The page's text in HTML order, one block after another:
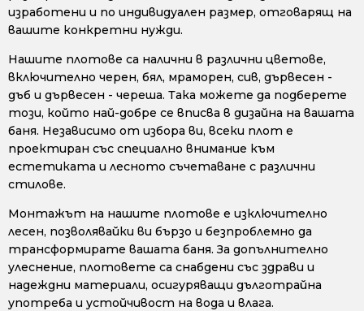
изработени и по индивидуален размер, отговарящ на
вашите конкретни нужди.
Нашите плотове са налични в различни цветове,
включително черен, бял, мраморен, сив, дървесен -
дъб и дървесен - череша. Така можете да подберете
този, който най-добре се вписва в дизайна на вашата
баня. Независимо от избора ви, всеки плот е
проектиран със специално внимание към
естетиката и лесното съчетаване с различни
стилове.
Монтажът на нашите плотове е изключително
лесен, позволявайки ви бързо и безпроблемно да
трансформирате вашата баня. За допълнително
улеснение, плотовете са снабдени със здрави и
надеждни материали, осигуряващи дълготрайна
употреба и устойчивост на вода и влага.